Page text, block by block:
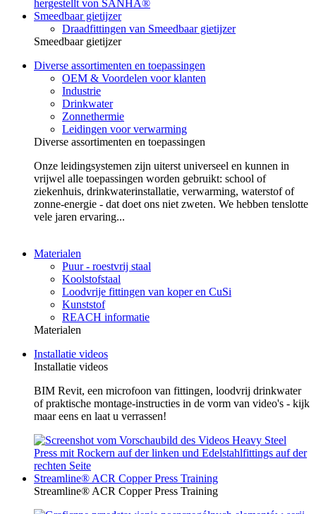
Smeedbaar gietijzer
Draadfittingen van Smeedbaar gietijzer
Smeedbaar gietijzer
Diverse assortimenten en toepassingen
OEM & Voordelen voor klanten
Industrie
Drinkwater
Zonnethermie
Leidingen voor verwarming
Diverse assortimenten en toepassingen
Onze leidingsystemen zijn uiterst universeel en kunnen in
vrijwel alle toepassingen worden gebruikt: school of
ziekenhuis, drinkwaterinstallatie, verwarming, waterstof of
zonne-energie - dat doet ons niet zweten. We hebben tenslotte
vele jaren ervaring...
Materialen
Puur - roestvrij staal
Koolstofstaal
Loodvrije fittingen van koper en CuSi
Kunststof
REACH informatie
Materialen
Installatie videos
Installatie videos
BIM Revit, een microfoon van fittingen, loodvrij drinkwater
of praktische montage-instructies in de vorm van video's - kijk
maar eens en laat u verrassen!
Streamline® ACR Copper Press Training
Streamline® ACR Copper Press Training